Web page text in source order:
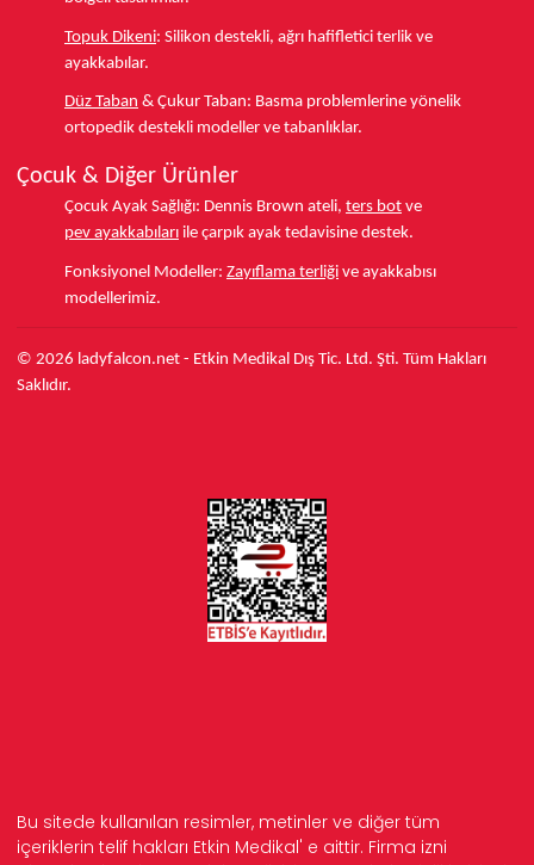
Topuk Dikeni: Silikon destekli, ağrı hafifletici terlik ve
ayakkabılar.
Düz Taban & Çukur Taban: Basma problemlerine yönelik
ortopedik destekli modeller ve tabanlıklar.
Çocuk & Diğer Ürünler
Çocuk Ayak Sağlığı: Dennis Brown ateli, ters bot ve
pev ayakkabıları ile çarpık ayak tedavisine destek.
Fonksiyonel Modeller: Zayıflama terliği ve ayakkabısı
modellerimiz.
© 2026 ladyfalcon.net - Etkin Medikal Dış Tic. Ltd. Şti. Tüm Hakları
Saklıdır.
Bu sitede kullanılan resimler, metinler ve diğer tüm
içeriklerin telif hakları Etkin Medikal' e aittir. Firma izni